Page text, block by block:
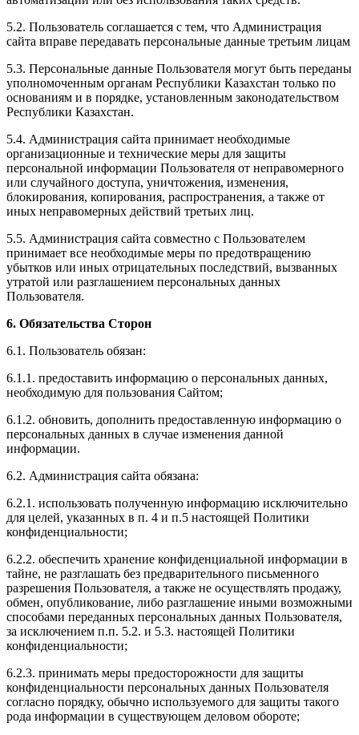
5.2. Пользователь соглашается с тем, что Администрация
сайта вправе передавать персональные данные третьим лицам
5.3. Персональные данные Пользователя могут быть переданы
уполномоченным органам Республики Казахстан только по
основаниям и в порядке, установленным законодательством
Республики Казахстан.
5.4. Администрация сайта принимает необходимые
организационные и технические меры для защиты
персональной информации Пользователя от неправомерного
или случайного доступа, уничтожения, изменения,
блокирования, копирования, распространения, а также от
иных неправомерных действий третьих лиц.
5.5. Администрация сайта совместно с Пользователем
принимает все необходимые меры по предотвращению
убытков или иных отрицательных последствий, вызванных
утратой или разглашением персональных данных
Пользователя.
6. Обязательства Сторон
6.1. Пользователь обязан:
6.1.1. предоставить информацию о персональных данных,
необходимую для пользования Сайтом;
6.1.2. обновить, дополнить предоставленную информацию о
персональных данных в случае изменения данной
информации.
6.2. Администрация сайта обязана:
6.2.1. использовать полученную информацию исключительно
для целей, указанных в п. 4 и п.5 настоящей Политики
конфиденциальности;
6.2.2. обеспечить хранение конфиденциальной информации в
тайне, не разглашать без предварительного письменного
разрешения Пользователя, а также не осуществлять продажу,
обмен, опубликование, либо разглашение иными возможными
способами переданных персональных данных Пользователя,
за исключением п.п. 5.2. и 5.3. настоящей Политики
конфиденциальности;
6.2.3. принимать меры предосторожности для защиты
конфиденциальности персональных данных Пользователя
согласно порядку, обычно используемого для защиты такого
рода информации в существующем деловом обороте;